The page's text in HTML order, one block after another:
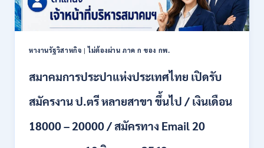
สิงหาคม
2569
เงิน
เดือน
18150
ไม่
ผ่าน
ก
กพ.
หางานรัฐวิสาหกิจ |ไม่ต้องผ่าน ภาค ก ของ กพ.
สมาคมการประปาแห่งประเทศไทย เปิดรับ
สมัครงาน ป.ตรี หลายสาขา ขึ้นไป / เงินเดือน
18000 – 20000 / สมัครทาง Email 20